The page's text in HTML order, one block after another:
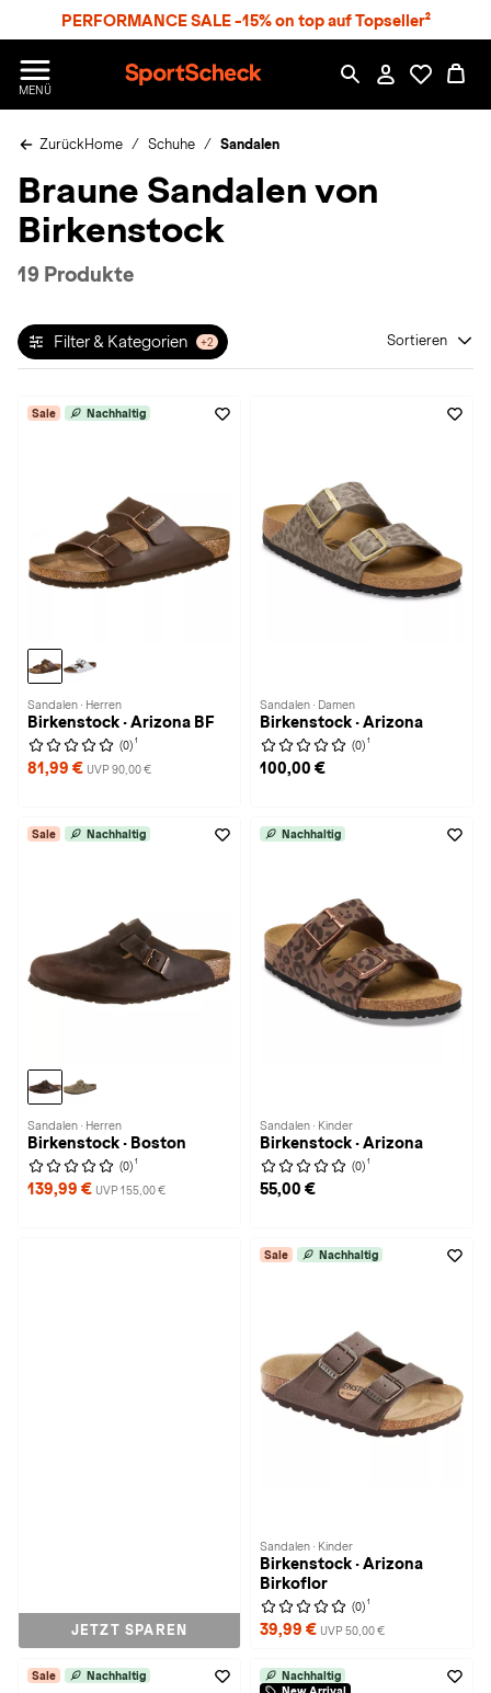
PERFORMANCE SALE -15% on top auf Topseller²
MENÜ
p
r
S
h
c
ZurückHome Schuhe Sandalen
Braune Sandalen von
Birkenstock
19 Produkte
Filter & Kategorien +2 Sortieren
Sale Nachhaltig
Sandalen · Herren
Birkenstock · Arizona BF
(0) 1
81,99 € UVP 90,00 €
Sandalen · Damen
Birkenstock · Arizona
(0) 1
100,00 €
Sale Nachhaltig
Sandalen · Herren
Birkenstock · Boston
(0) 1
139,99 € UVP 155,00 €
Nachhaltig
Sandalen · Kinder
Birkenstock · Arizona
(0) 1
55,00 €
JETZT SPAREN
Sale Nachhaltig
Sandalen · Kinder
Birkenstock · Arizona
Birkoflor
(0) 1
39,99 € UVP 50,00 €
Sale Nachhaltig
Nachhaltig